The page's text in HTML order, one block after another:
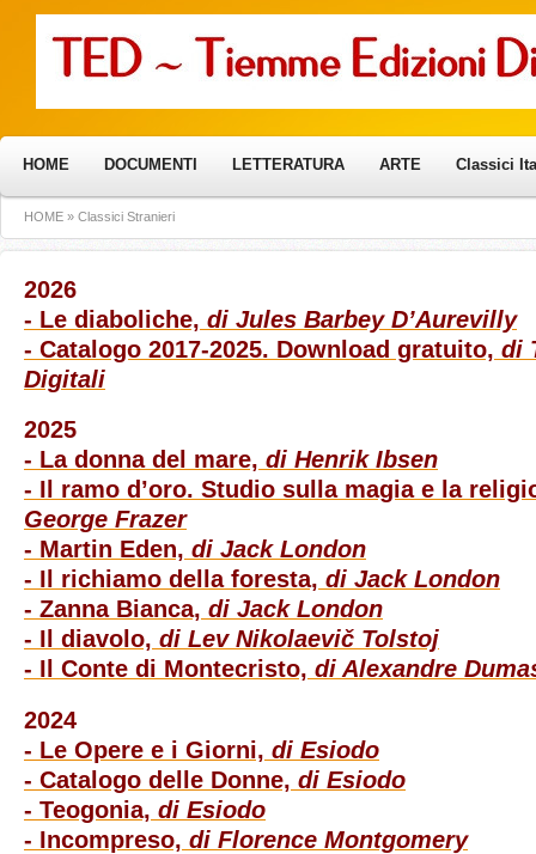
HOME DOCUMENTI LETTERATURA ARTE Classici
HOME » Classici Stranieri
2026
- Le diaboliche, di Jules Barbey D’Aurevilly
- Catalogo 2017-2025. Download gratuito, di
Digitali
2025
- La donna del mare, di Henrik Ibsen
- Il ramo d’oro. Studio sulla magia e la
George Frazer
- Martin Eden, di Jack London
- Il richiamo della foresta, di Jack London
- Zanna Bianca, di Jack London
- Il diavolo, di Lev Nikolaevič Tolstoj
- Il Conte di Montecristo, di Alexandre
2024
- Le Opere e i Giorni, di Esiodo
- Catalogo delle Donne, di Esiodo
- Teogonia, di Esiodo
- Incompreso, di Florence Montgomery